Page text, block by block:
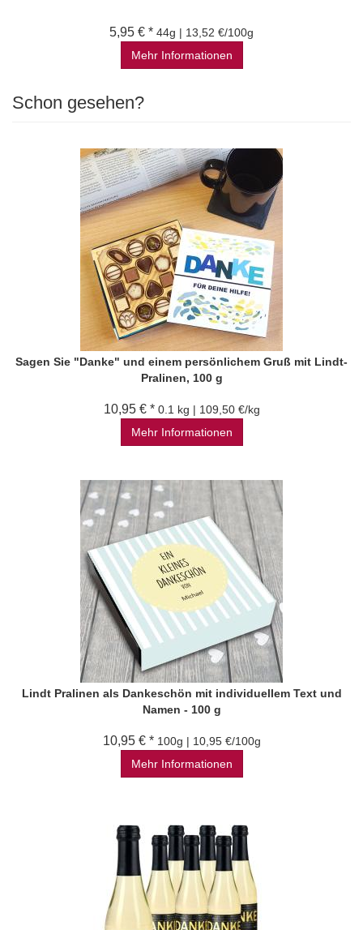
5,95 € * 44g | 13,52 €/100g
Mehr Informationen
Schon gesehen?
Sagen Sie "Danke" und einem persönlichem Gruß mit Lindt-
Pralinen, 100 g
10,95 € * 0.1 kg | 109,50 €/kg
Mehr Informationen
Lindt Pralinen als Dankeschön mit individuellem Text und
Namen - 100 g
10,95 € * 100g | 10,95 €/100g
Mehr Informationen